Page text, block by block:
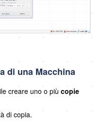
di una Macchina
creare uno o più copie
di copia.